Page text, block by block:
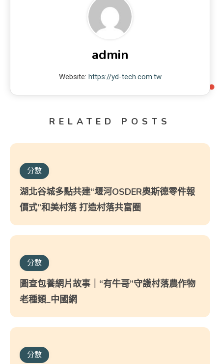
admin
Website: https://yd-tech.com.tw
RELATED POSTS
分數
湖北谷城多點共建“堰河OSDER奧斯德零件報
價式”和美村落 打造村落共富圈
分數
圖查包養網片故事｜“有牛哥”守護村落農作物
老種類_中國網
分數